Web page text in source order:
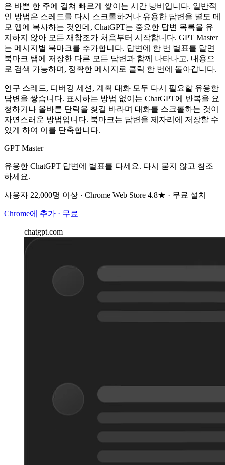
은 바쁜 한 주에 걸쳐 빠르게 쌓이는 시간 낭비입니다. 일반적
인 방법은 스레드를 다시 스크롤하거나 유용한 답변을 별도 메
모 앱에 복사하는 것인데, ChatGPT는 중요한 답변 목록을 유
지하지 않아 모든 재참조가 처음부터 시작합니다. GPT Master
는 메시지별 북마크를 추가합니다. 답변에 한 번 별표를 달면
북마크 탭에 저장한 다른 모든 답변과 함께 나타나고, 내용으
로 검색 가능하며, 정확한 메시지로 클릭 한 번에 돌아갑니다.
연구 스레드, 디버깅 세션, 계획 대화 모두 다시 필요할 유용한
답변을 쌓습니다. 표시하는 방법 없이는 ChatGPT에 반복을 요
청하거나 올바른 단락을 찾길 바라며 대화를 스크롤하는 것이
자연스러운 방법입니다. 북마크는 답변을 제자리에 저장할 수
있게 하여 이를 단축합니다.
GPT Master
유용한 ChatGPT 답변에 별표를 다세요. 다시 묻지 않고 참조
하세요.
사용자 22,000명 이상 · Chrome Web Store 4.8★ · 무료 설치
Chrome에 추가 · 무료
chatgpt.com